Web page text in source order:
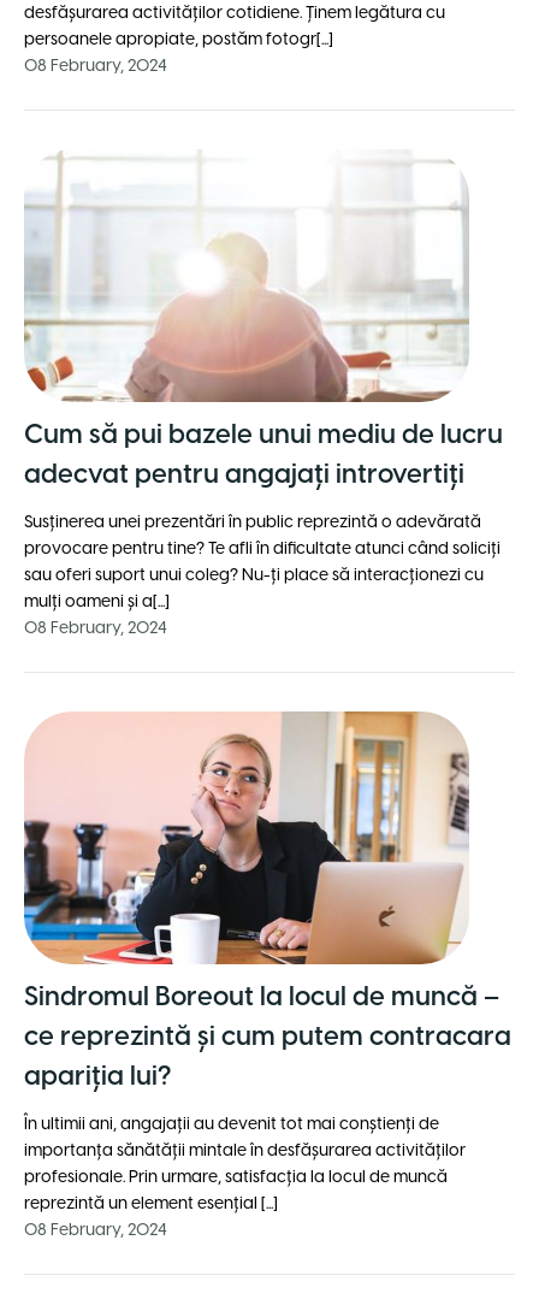
desfăşurarea activităţilor cotidiene. Ţinem legătura cu
persoanele apropiate, postăm fotogr[...]
08 February, 2024
Cum să pui bazele unui mediu de lucru
adecvat pentru angajaţi introvertiţi
Susţinerea unei prezentări în public reprezintă o adevărată
provocare pentru tine? Te afli în dificultate atunci când soliciți
sau oferi suport unui coleg? Nu-ţi place să interacţionezi cu
mulţi oameni şi a[...]
08 February, 2024
Sindromul Boreout la locul de muncă –
ce reprezintă şi cum putem contracara
apariţia lui?
În ultimii ani, angajații au devenit tot mai conştienţi de
importanţa sănătăţii mintale în desfăşurarea activităţilor
profesionale. Prin urmare, satisfacția la locul de muncă
reprezintă un element esențial [...]
08 February, 2024